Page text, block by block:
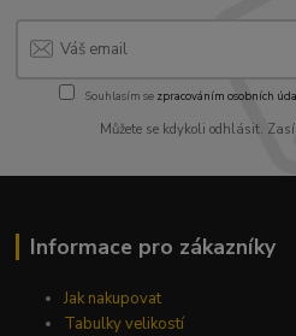
Souhlasím se zpracováním osobních
Můžete se kdykoli odhlásit.
Informace pro zákazníky
Jak nakupovat
Tabulky velikostí